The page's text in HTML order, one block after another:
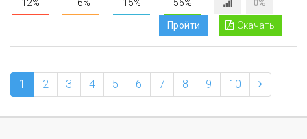
12% 16% 15% 56% 0%
Скачать
Пройти
1 2 3 4 5 6 7 8 9 10